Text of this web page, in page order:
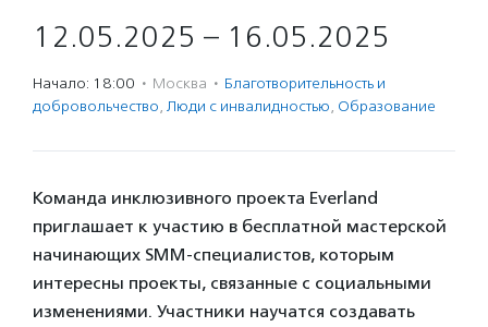
12.05.2025 – 16.05.2025
Начало: 18:00 · Москва · Благотвори­тель­ность и
доброволь­чест­во, Люди с инвалидностью, Образование
Команда инклюзивного проекта Everland
приглашает к участию в бесплатной мастерской
начинающих SMM-специалистов, которым
интересны проекты, связанные с социальными
изменениями. Участники научатся создавать